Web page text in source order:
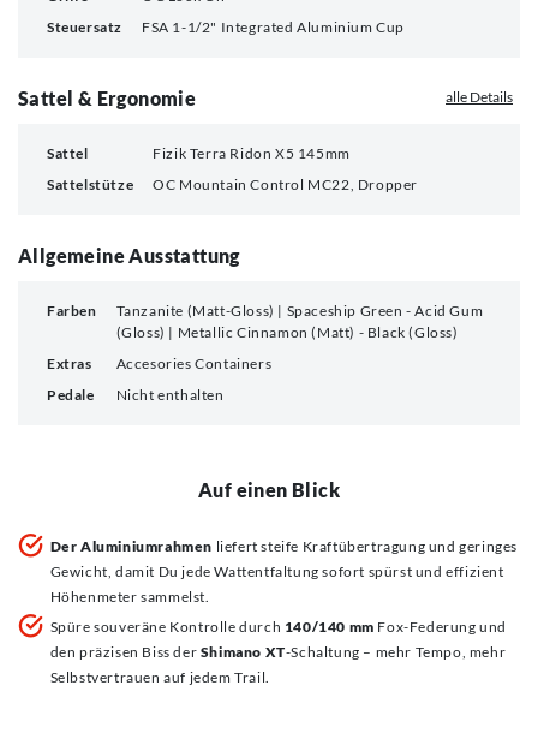
Steuersatz
FSA 1-1/2" Integrated Aluminium Cup
Sattel & Ergonomie alle Details
Sattel
Fizik Terra Ridon X5 145mm
Sattelstütze
OC Mountain Control MC22, Dropper
Allgemeine Ausstattung
Farben
Tanzanite (Matt-Gloss) | Spaceship Green - Acid Gum
(Gloss) | Metallic Cinnamon (Matt) - Black (Gloss)
Extras
Accesories Containers
Pedale
Nicht enthalten
Auf einen Blick
Der Aluminiumrahmen liefert steife Kraftübertragung und geringes
Gewicht, damit Du jede Wattentfaltung sofort spürst und effizient
Höhenmeter sammelst.
Spüre souveräne Kontrolle durch 140/140 mm Fox-Federung und
den präzisen Biss der Shimano XT-Schaltung – mehr Tempo, mehr
Selbstvertrauen auf jedem Trail.